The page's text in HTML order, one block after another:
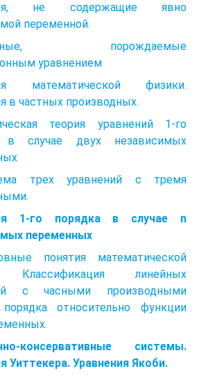
не содержащие явно
переменной.
порождаемые
уравнением
математической физики.
в частных производных.
теория уравнений 1-го
в случае двух независимых
трех уравнений с тремя
1-го порядка в случае n
переменных
понятия математической
Классификация линейных
с часными производными
относительно функции
консервативные системы.
Уиттекера. Уравнения Якоби.